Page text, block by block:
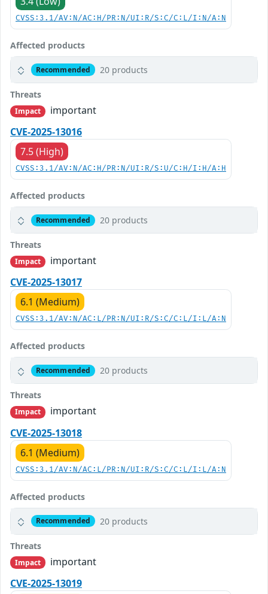
CVSS:3.1/AV:N/AC:H/PR:N/UI:R/S:C/C:L/I:N/A:N
Affected products
Recommended 20 products
Threats
Impact
important
CVE-2025-13016
7.5 (High)
CVSS:3.1/AV:N/AC:H/PR:N/UI:R/S:U/C:H/I:H/A:H
Affected products
Recommended 20 products
Threats
Impact
important
CVE-2025-13017
6.1 (Medium)
CVSS:3.1/AV:N/AC:L/PR:N/UI:R/S:C/C:L/I:L/A:N
Affected products
Recommended 20 products
Threats
Impact
important
CVE-2025-13018
6.1 (Medium)
CVSS:3.1/AV:N/AC:L/PR:N/UI:R/S:C/C:L/I:L/A:N
Affected products
Recommended 20 products
Threats
Impact
important
CVE-2025-13019